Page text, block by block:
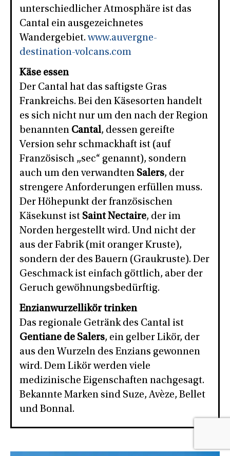
unterschiedlicher Atmosphäre ist das
Cantal ein ausgezeichnetes
Wandergebiet.www.auvergne-
destination-volcans.com
Käse essen
Der Cantal hat das saftigste Gras
Frankreichs. Bei den Käsesorten handelt
es sich nicht nur um den nach der Region
benannten Cantal, dessen gereifte
Version sehr schmackhaft ist (auf
Französisch „sec“ genannt), sondern
auch um den verwandten Salers, der
strengere Anforderungen erfüllen muss.
Der Höhepunkt der französischen
Käsekunst ist Saint Nectaire, der im
Norden hergestellt wird. Und nicht der
aus der Fabrik (mit oranger Kruste),
sondern der des Bauern (Graukruste). Der
Geschmack ist einfach göttlich, aber der
Geruch gewöhnungsbedürftig.
Enzianwurzellikör trinken
Das regionale Getränk des Cantal ist
Gentiane de Salers, ein gelber Likör, der
aus den Wurzeln des Enzians gewonnen
wird. Dem Likör werden viele
medizinische Eigenschaften nachgesagt.
Bekannte Marken sind Suze, Avèze, Bellet
und Bonnal.